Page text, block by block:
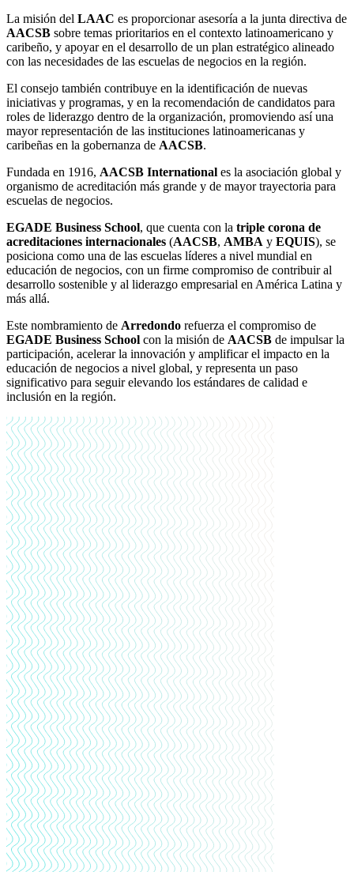
La misión del LAAC es proporcionar asesoría a la junta directiva de
AACSB sobre temas prioritarios en el contexto latinoamericano y
caribeño, y apoyar en el desarrollo de un plan estratégico alineado
con las necesidades de las escuelas de negocios en la región.
El consejo también contribuye en la identificación de nuevas
iniciativas y programas, y en la recomendación de candidatos para
roles de liderazgo dentro de la organización, promoviendo así una
mayor representación de las instituciones latinoamericanas y
caribeñas en la gobernanza de AACSB.
Fundada en 1916, AACSB International es la asociación global y
organismo de acreditación más grande y de mayor trayectoria para
escuelas de negocios.
EGADE Business School, que cuenta con la triple corona de
acreditaciones internacionales (AACSB, AMBA y EQUIS), se
posiciona como una de las escuelas líderes a nivel mundial en
educación de negocios, con un firme compromiso de contribuir al
desarrollo sostenible y al liderazgo empresarial en América Latina y
más allá.
Este nombramiento de Arredondo refuerza el compromiso de
EGADE Business School con la misión de AACSB de impulsar la
participación, acelerar la innovación y amplificar el impacto en la
educación de negocios a nivel global, y representa un paso
significativo para seguir elevando los estándares de calidad e
inclusión en la región.